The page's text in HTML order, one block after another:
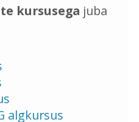
kursusega juba
algkursus